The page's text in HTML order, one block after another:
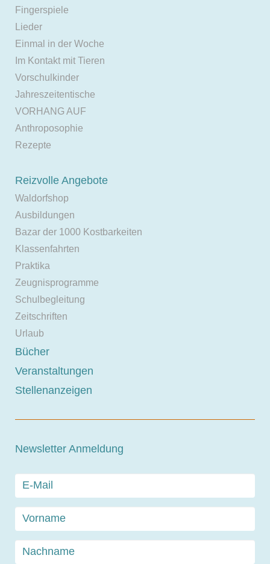
Fingerspiele
Lieder
Einmal in der Woche
Im Kontakt mit Tieren
Vorschulkinder
Jahreszeitentische
VORHANG AUF
Anthroposophie
Rezepte
Reizvolle Angebote
Waldorfshop
Ausbildungen
Bazar der 1000 Kostbarkeiten
Klassenfahrten
Praktika
Zeugnisprogramme
Schulbegleitung
Zeitschriften
Urlaub
Bücher
Veranstaltungen
Stellenanzeigen
Newsletter Anmeldung